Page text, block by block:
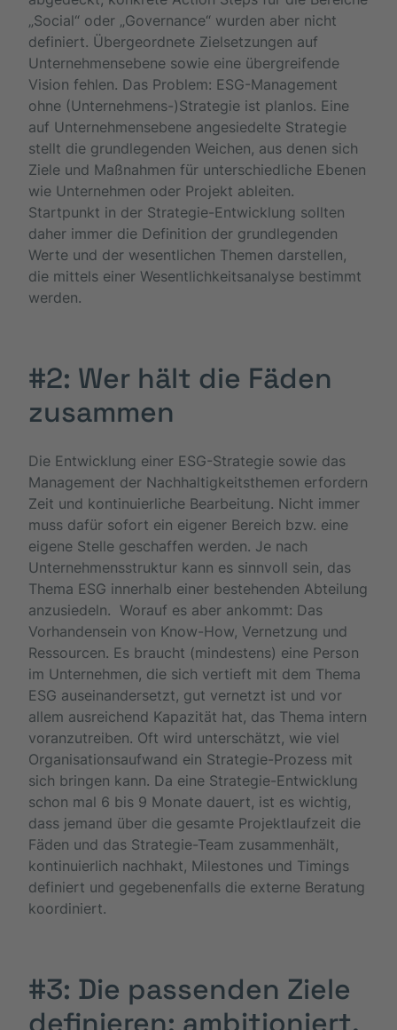
„Social“ oder „Governance“ wurden aber nicht
definiert. Übergeordnete Zielsetzungen auf
Unternehmensebene sowie eine übergreifende
Vision fehlen. Das Problem: ESG-Management
ohne (Unternehmens-)Strategie ist planlos. Eine
auf Unternehmensebene angesiedelte Strategie
stellt die grundlegenden Weichen, aus denen sich
Ziele und Maßnahmen für unterschiedliche Ebenen
wie Unternehmen oder Projekt ableiten.
Startpunkt in der Strategie-Entwicklung sollten
daher immer die Definition der grundlegenden
Werte und der wesentlichen Themen darstellen,
die mittels einer Wesentlichkeitsanalyse bestimmt
werden.
#2: Wer hält die Fäden
zusammen
Die Entwicklung einer ESG-Strategie sowie das
Management der Nachhaltigkeitsthemen erfordern
Zeit und kontinuierliche Bearbeitung. Nicht immer
muss dafür sofort ein eigener Bereich bzw. eine
eigene Stelle geschaffen werden. Je nach
Unternehmensstruktur kann es sinnvoll sein, das
Thema ESG innerhalb einer bestehenden Abteilung
anzusiedeln. Worauf es aber ankommt: Das
Vorhandensein von Know-How, Vernetzung und
Ressourcen. Es braucht (mindestens) eine Person
im Unternehmen, die sich vertieft mit dem Thema
ESG auseinandersetzt, gut vernetzt ist und vor
allem ausreichend Kapazität hat, das Thema intern
voranzutreiben. Oft wird unterschätzt, wie viel
Organisationsaufwand ein Strategie-Prozess mit
sich bringen kann. Da eine Strategie-Entwicklung
schon mal 6 bis 9 Monate dauert, ist es wichtig,
dass jemand über die gesamte Projektlaufzeit die
Fäden und das Strategie-Team zusammenhält,
kontinuierlich nachhakt, Milestones und Timings
definiert und gegebenenfalls die externe Beratung
koordiniert.
#3: Die passenden Ziele